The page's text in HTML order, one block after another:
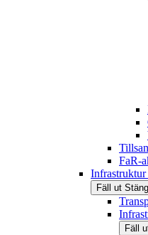
FaR-
Infrastruktur
Fäll ut Stäng
Fäll